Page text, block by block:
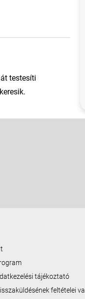
testesíti
tájékoztató
feltételei